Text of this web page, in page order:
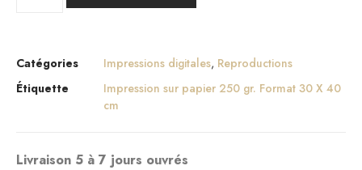
Catégories Impressions digitales, Reproductions
Étiquette
Impression sur papier 250 gr. Format 30 X 40
cm
Livraison 5 à 7 jours ouvrés